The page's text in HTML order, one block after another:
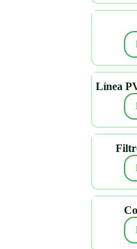
Línea